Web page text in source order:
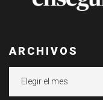
ARCHIVOS